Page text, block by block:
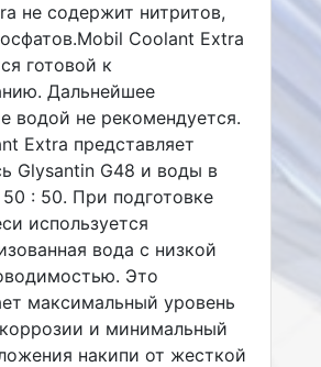
не содержит нитритов,
Coolant Extra
готовой к
Дальнейшее
водой не рекомендуется.
Extra представляет
Glysantin G48 и воды в
: 50. При подготовке
используется
вода с низкой
Это
максимальный уровень
и минимальный
накипи от жесткой